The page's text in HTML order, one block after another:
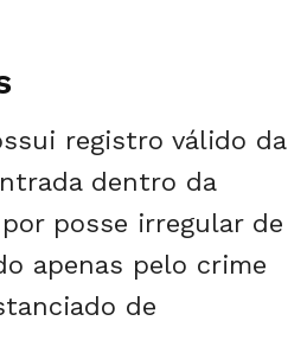
registro válido da
dentro da
posse irregular de
apenas pelo crime
de